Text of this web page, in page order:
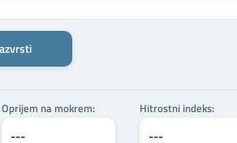
Oprijem na mokrem: Hitrostni indeks: